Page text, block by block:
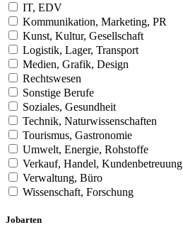
IT, EDV
Kommunikation, Marketing, PR
Kunst, Kultur, Gesellschaft
Logistik, Lager, Transport
Medien, Grafik, Design
Rechtswesen
Sonstige Berufe
Soziales, Gesundheit
Technik, Naturwissenschaften
Tourismus, Gastronomie
Umwelt, Energie, Rohstoffe
Verkauf, Handel, Kundenbetreuung
Verwaltung, Büro
Wissenschaft, Forschung
Jobarten